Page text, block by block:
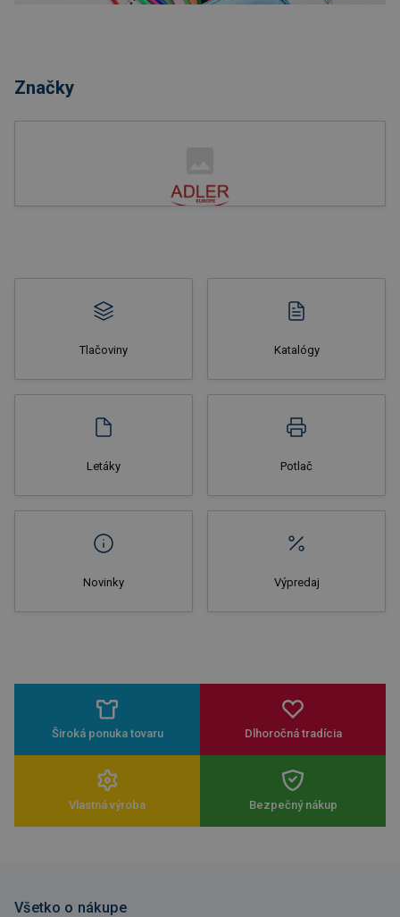
Značky
Tlačoviny Katalógy
Letáky Potlač
Novinky Výpredaj
Široká ponuka tovaru Dlhoročná tradícia
Vlastná výroba Bezpečný nákup
Všetko o nákupe